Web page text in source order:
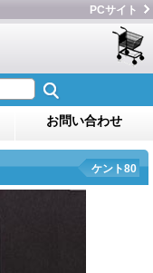
PCサイト
お問い合わせ
ケント80